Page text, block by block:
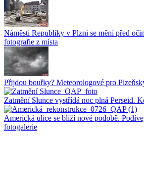
Náměstí Republiky v Plzni se mění před
fotografie z místa
Přijdou bouřky? Meteorologové pro
Zatmění Slunce vystřídá noc plná Perseid.
Americká ulice se blíží nové podobě.
fotogalerie